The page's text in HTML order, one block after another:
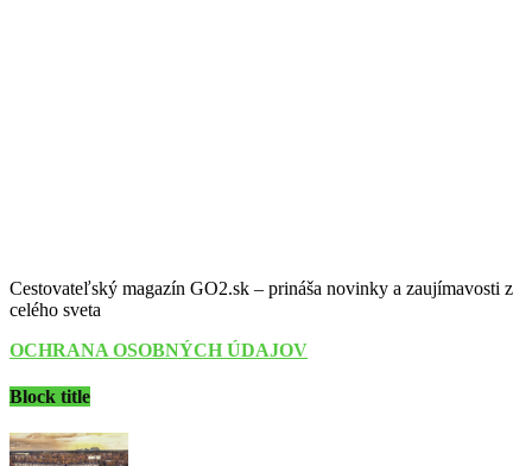
Cestovateľský magazín GO2.sk – prináša novinky a zaujímavosti z
celého sveta
OCHRANA OSOBNÝCH ÚDAJOV
Block title